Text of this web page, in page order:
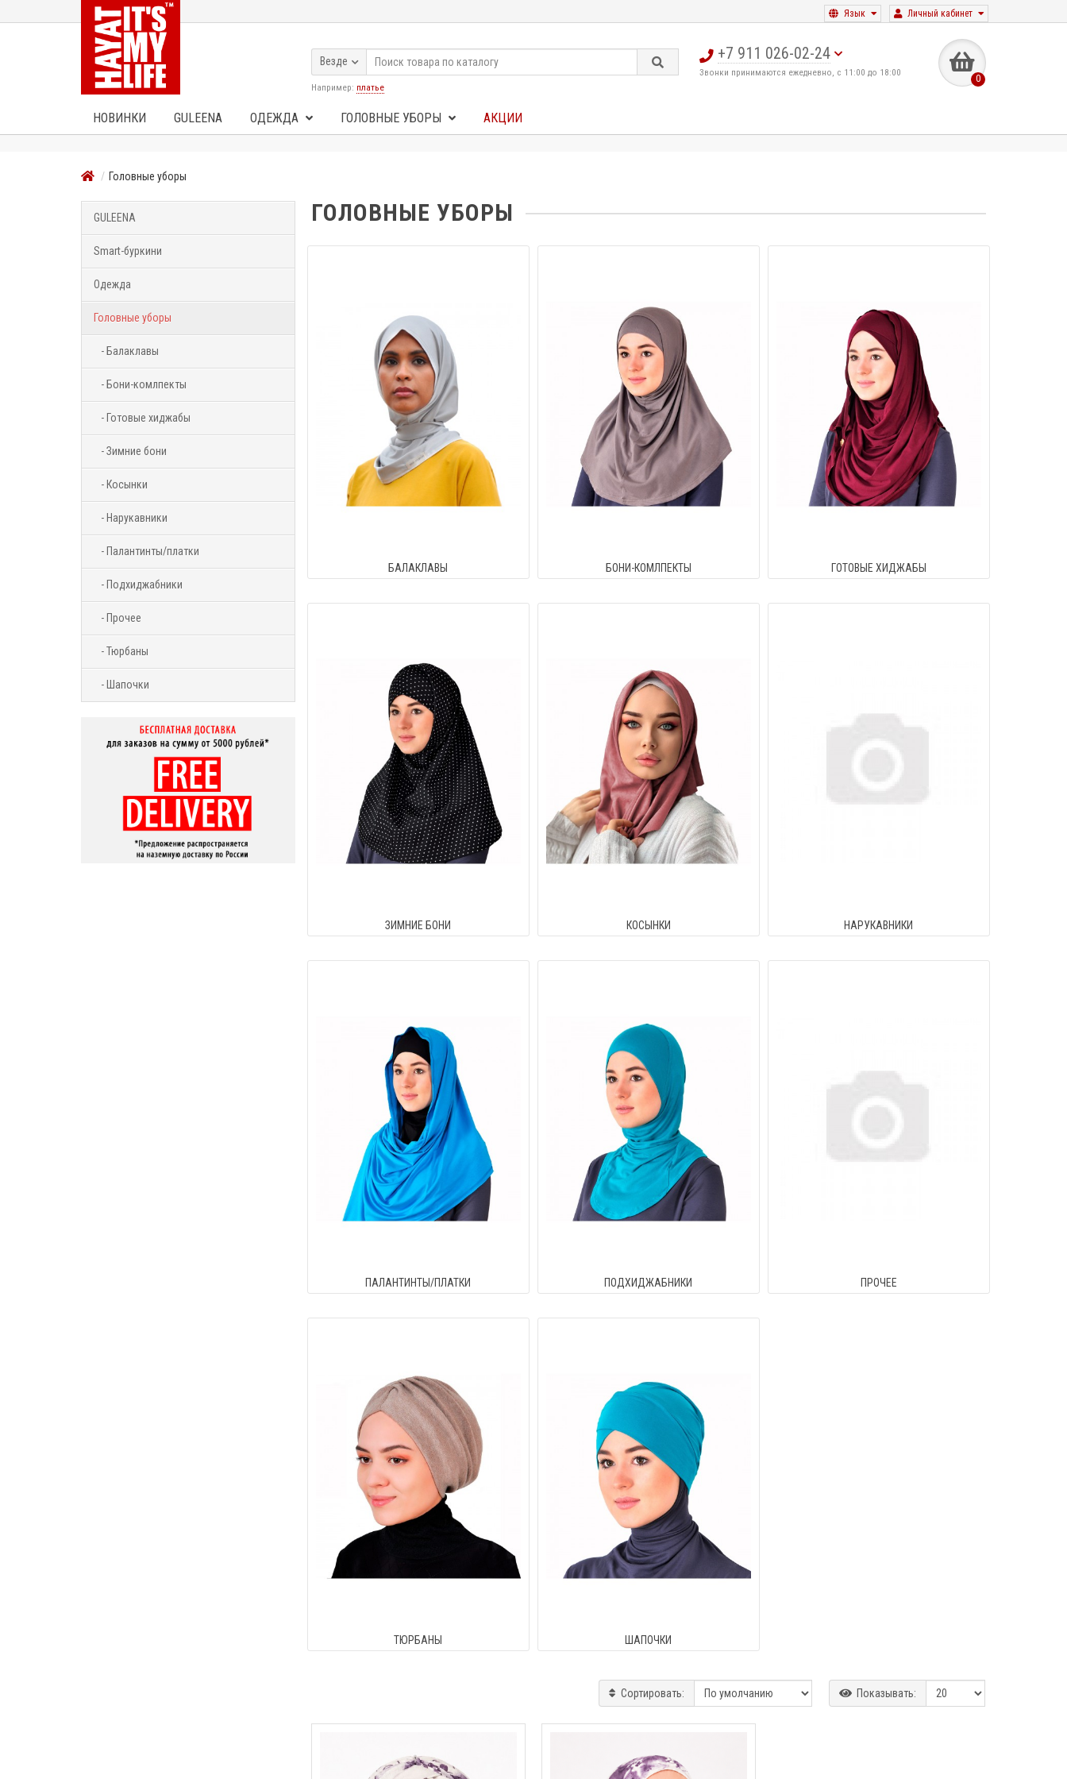
Личный кабинет
Язык
+7 911 026-02-24
Звонки принимаются ежедневно, с 11:00 до 18:00 0
Везде
Например: платье
НОВИНКИ GULEENA ОДЕЖДА ГОЛОВНЫЕ УБОРЫ АКЦИИ
Головные уборы
GULEENA
Smart-буркини
Одежда
Головные уборы
- Балаклавы
- Бони-комлпекты
- Готовые хиджабы
- Зимние бони
- Косынки
- Нарукавники
- Палантинты/платки
- Подхиджабники
- Прочее
- Тюрбаны
- Шапочки
ГОЛОВНЫЕ УБОРЫ
БАЛАКЛАВЫ БОНИ-КОМЛПЕКТЫ ГОТОВЫЕ ХИДЖАБЫ
ЗИМНИЕ БОНИ КОСЫНКИ НАРУКАВНИКИ
ПАЛАНТИНТЫ/ПЛАТКИ ПОДХИДЖАБНИКИ ПРОЧЕЕ
ТЮРБАНЫ ШАПОЧКИ
Сортировать: Показывать: